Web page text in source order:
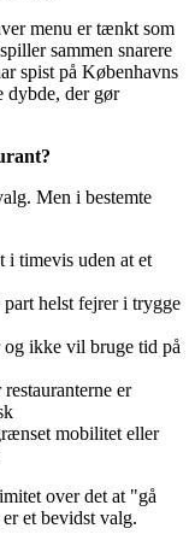
menu er tænkt som
sammen snarere
spist på Københavns
dybde, der gør
Men i bestemte
timevis uden at et
helst fejrer i trygge
ikke vil bruge tid på
er
mobilitet eller
over det at "gå
et bevidst valg.